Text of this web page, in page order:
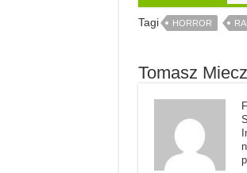
Tagi HORROR
Tomasz